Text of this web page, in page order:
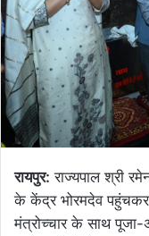
रायपुर: राज्यपाल श्री
के केंद्र भोरमदेव पहुंचकर
मंत्रोच्चार के साथ